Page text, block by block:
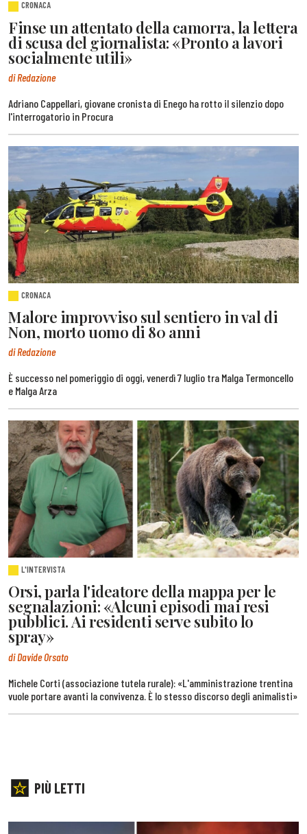
CRONACA
Finse un attentato della camorra, la lettera
di scusa del giornalista: «Pronto a lavori
socialmente utili»
di Redazione
Adriano Cappellari, giovane cronista di Enego ha rotto il silenzio dopo
l'interrogatorio in Procura
CRONACA
Malore improvviso sul sentiero in val di
Non, morto uomo di 80 anni
di Redazione
È successo nel pomeriggio di oggi, venerdì 7 luglio tra Malga Termoncello
e Malga Arza
L'INTERVISTA
Orsi, parla l'ideatore della mappa per le
segnalazioni: «Alcuni episodi mai resi
pubblici. Ai residenti serve subito lo
spray»
di Davide Orsato
Michele Corti (associazione tutela rurale): «L'amministrazione trentina
vuole portare avanti la convivenza. È lo stesso discorso degli animalisti»
PIÙ LETTI